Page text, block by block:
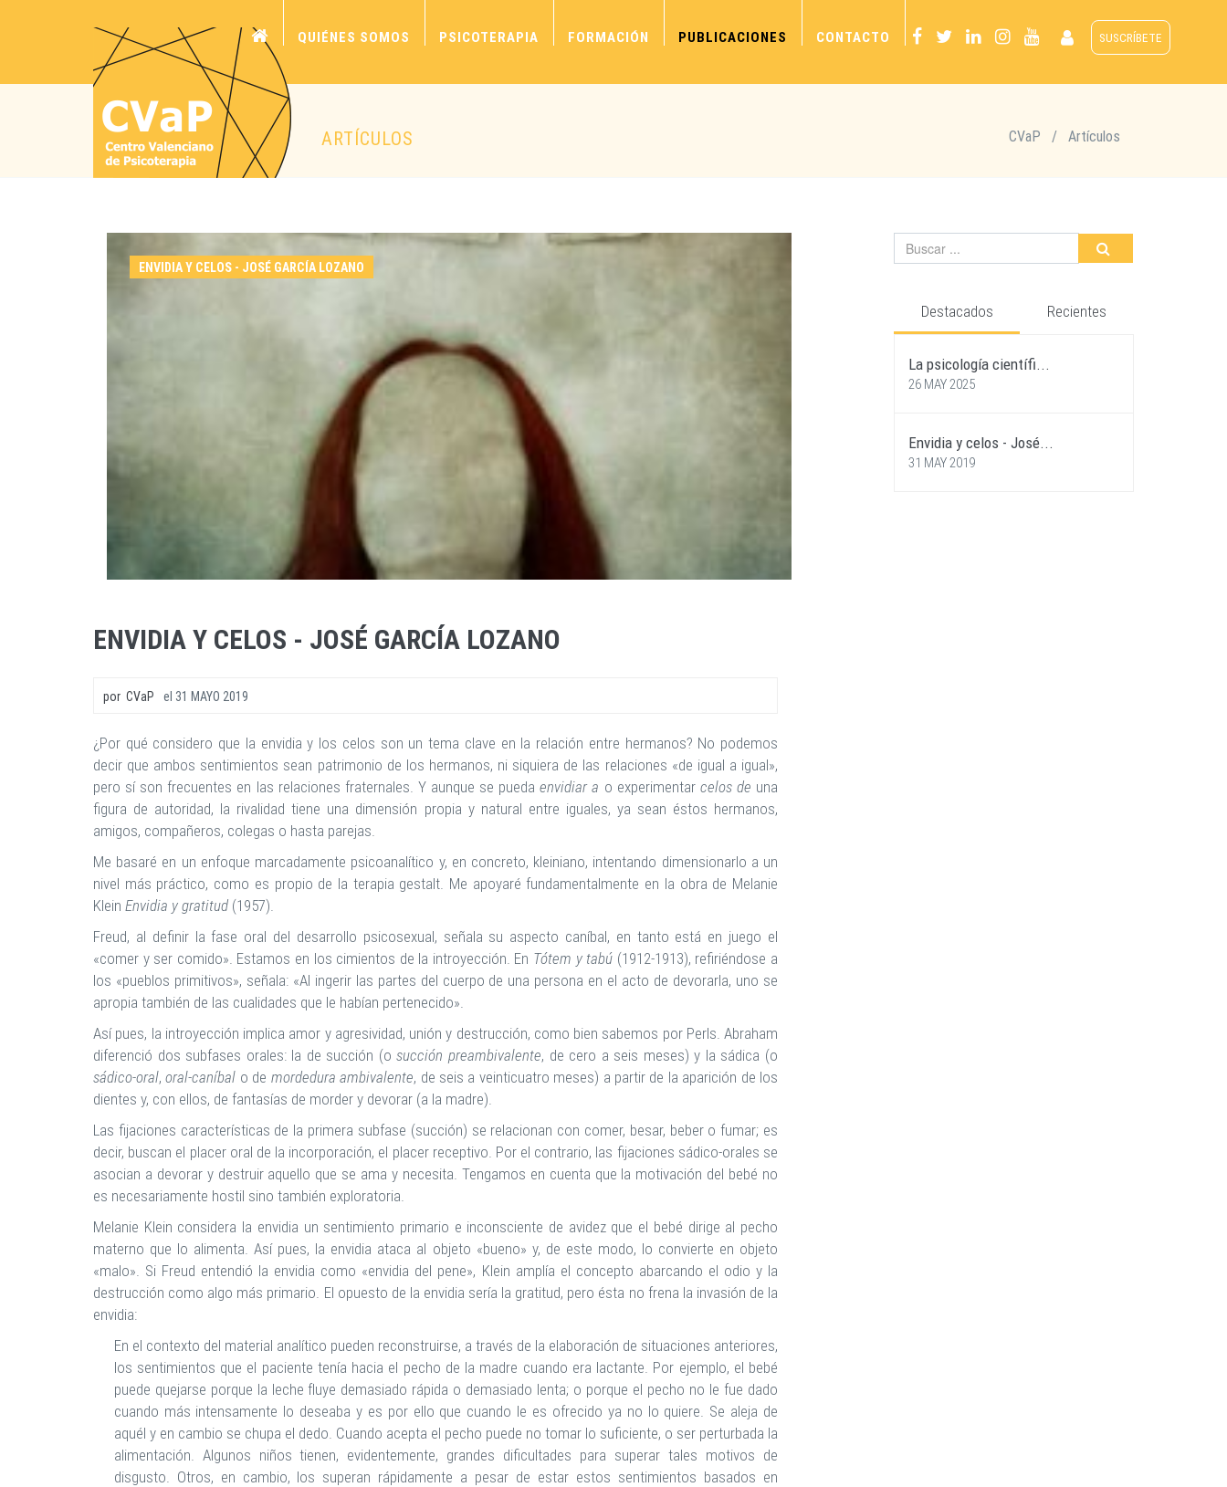
QUIÉNES SOMOS PSICOTERAPIA FORMACIÓN PUBLICACIONES CONTACTO SUSCRÍBETE
ARTÍCULOS CVaP / Artículos
ENVIDIA Y CELOS - JOSÉ GARCÍA LOZANO
ENVIDIA Y CELOS - JOSÉ GARCÍA LOZANO
por CVaP el 31 MAYO 2019
¿Por qué considero que la envidia y los celos son un tema clave en la relación entre hermanos? No podemos
decir que ambos sentimientos sean patrimonio de los hermanos, ni siquiera de las relaciones «de igual a igual»,
pero sí son frecuentes en las relaciones fraternales. Y aunque se puedaenvidiar a o experimentar celos de una
figura de autoridad, la rivalidad tiene una dimensión propia y natural entre iguales, ya sean éstos hermanos,
amigos, compañeros, colegas o hasta parejas.
Me basaré en un enfoque marcadamente psicoanalítico y, en concreto, kleiniano, intentando dimensionarlo a un
nivel más práctico, como es propio de la terapia gestalt. Me apoyaré fundamentalmente en la obra de Melanie
Klein Envidia y gratitud (1957).
Freud, al definir la fase oral del desarrollo psicosexual, señala su aspecto caníbal, en tanto está en juego el
«comer y ser comido». Estamos en los cimientos de la introyección. En Tótem y tabú (1912-1913), refiriéndose a
los «pueblos primitivos», señala: «Al ingerir las partes del cuerpo de una persona en el acto de devorarla, uno se
apropia también de las cualidades que le habían pertenecido».
Así pues, la introyección implica amor y agresividad, unión y destrucción, como bien sabemos por Perls. Abraham
diferenció dos subfases orales: la de succión (osucción preambivalente, de cero a seis meses) y la sádica (o
sádico-oral,oral-caníbal o de mordedura ambivalente, de seis a veinticuatro meses) a partir de la aparición de los
dientes y, con ellos, de fantasías de morder y devorar (a la madre).
Las fijaciones características de la primera subfase (succión) se relacionan con comer, besar, beber o fumar; es
decir, buscan el placer oral de la incorporación, el placer receptivo. Por el contrario, las fijaciones sádico-orales se
asocian a devorar y destruir aquello que se ama y necesita. Tengamos en cuenta que la motivación del bebé no
es necesariamente hostil sino también exploratoria.
Melanie Klein considera la envidia un sentimiento primario e inconsciente de avidez que el bebé dirige al pecho
materno que lo alimenta. Así pues, la envidia ataca al objeto «bueno» y, de este modo, lo convierte en objeto
«malo». Si Freud entendió la envidia como «envidia del pene», Klein amplía el concepto abarcando el odio y la
destrucción como algo más primario. El opuesto de la envidia sería la gratitud, pero ésta no frena la invasión de la
envidia:
En el contexto del material analítico pueden reconstruirse, a través de la elaboración de situaciones anteriores,
los sentimientos que el paciente tenía hacia el pecho de la madre cuando era lactante. Por ejemplo, el bebé
puede quejarse porque la leche fluye demasiado rápida o demasiado lenta; o porque el pecho no le fue dado
cuando más intensamente lo deseaba y es por ello que cuando le es ofrecido ya no lo quiere. Se aleja de
aquél y en cambio se chupa el dedo. Cuando acepta el pecho puede no tomar lo suficiente, o ser perturbada la
alimentación. Algunos niños tienen, evidentemente, grandes dificultades para superar tales motivos de
disgusto. Otros, en cambio, los superan rápidamente a pesar de estar estos sentimientos basados en
Destacados Recientes
La psicología científi...
26 MAY 2025
Envidia y celos - José...
31 MAY 2019